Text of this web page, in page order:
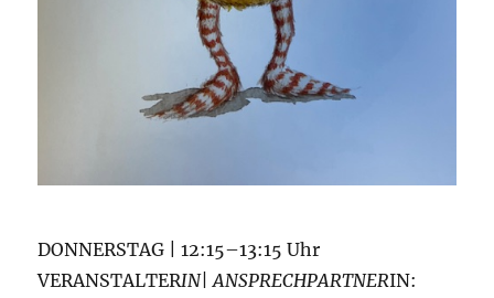
DONNERSTAG | 12:15–13:15 Uhr
VERANSTALTERIN| ANSPRECHPARTNERIN: